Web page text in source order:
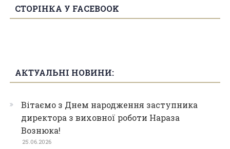
СТОРІНКА У FACEBOOK
АКТУАЛЬНІ НОВИНИ:
Вітаємо з Днем народження заступника
директора з виховної роботи Нараза
Вознюка!
25.06.2026